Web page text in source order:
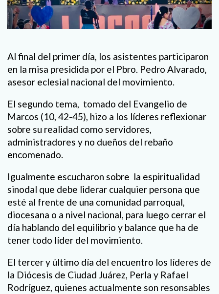
Al final del primer día, los asistentes participaron
en la misa presidida por el Pbro. Pedro Alvarado,
asesor eclesial nacional del movimiento.
El segundo tema, tomado del Evangelio de
Marcos (10, 42-45), hizo a los líderes reflexionar
sobre su realidad como servidores,
administradores y no dueños del rebaño
encomenado.
Igualmente escucharon sobre la espiritualidad
sinodal que debe liderar cualquier persona que
esté al frente de una comunidad parroqual,
diocesana o a nivel nacional, para luego cerrar el
día hablando del equilibrio y balance que ha de
tener todo líder del movimiento.
El tercer y último día del encuentro los líderes de
la Diócesis de Ciudad Juárez, Perla y Rafael
Rodríguez, quienes actualmente son resonsables